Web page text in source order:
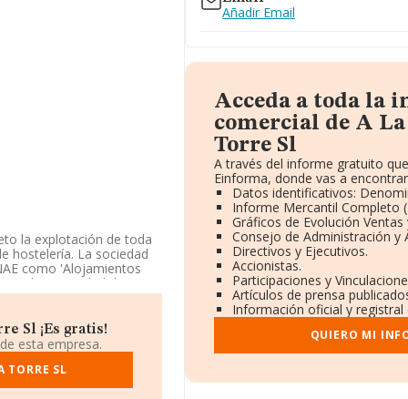
la explotación de toda
hostelería. La sociedad
como 'Alojamientos
actividad de
datos disponibles en
debajo de la media de
fiscal B97327753,
Sl ¡Es gratis!
esta empresa.
TORRE SL
Añadir Email
Acceda a toda la
comercial de A La
Torre Sl
A través del informe gratuito
Einforma, donde vas a
Datos identificativos:
Informe Mercantil Completo
Gráficos de Evolución Ventas
Consejo de Administración y
Directivos y Ejecutivos.
Accionistas.
Participaciones y
Artículos de prensa
Información oficial y registral
QUIERO MI